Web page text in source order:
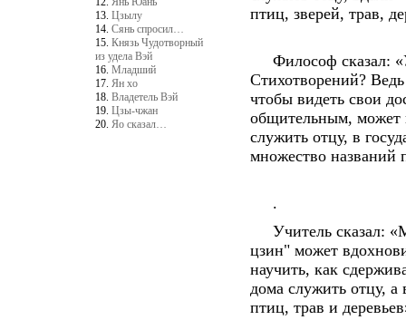
13. Цзылу
14. Сянь спросил…
15. Князь Чудотворный
из удела Вэй
16. Младший
17. Ян хо
18. Владетель Вэй
19. Цзы-чжан
20. Яо сказал…
птиц, зверей, трав,
Философ сказал:
Стихотворений?
чтобы видеть свои
общительным, может
служить отцу, в
множество названий
.
Учитель сказал:
цзин" может
научить, как
дома служить отцу,
птиц, трав и